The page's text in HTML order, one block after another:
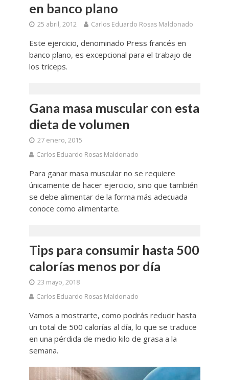
en banco plano
25 abril, 2012 Carlos Eduardo Rosas Maldonado
Este ejercicio, denominado Press francés en
banco plano, es excepcional para el trabajo de
los triceps.
Gana masa muscular con esta
dieta de volumen
27 enero, 2015
Carlos Eduardo Rosas Maldonado
Para ganar masa muscular no se requiere
únicamente de hacer ejercicio, sino que también
se debe alimentar de la forma más adecuada
conoce como alimentarte.
Tips para consumir hasta 500
calorías menos por día
23 mayo, 2018
Carlos Eduardo Rosas Maldonado
Vamos a mostrarte, como podrás reducir hasta
un total de 500 calorías al día, lo que se traduce
en una pérdida de medio kilo de grasa a la
semana.